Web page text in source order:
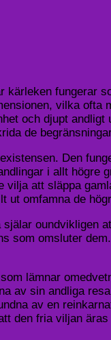
fungerar
vilka
och djupt
de
Den
i allt
att släppa
omfamna de
som omsluter
lämnar
av sin andliga
av en
den fria viljan